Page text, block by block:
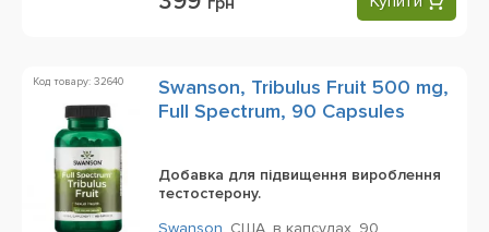
Код товару: 32640
Swanson, Tribulus Fruit 500 mg,
Full Spectrum, 90 Capsules
Добавка для підвищення вироблення
тестостерону.
Swanson, США, в капсулах, 90